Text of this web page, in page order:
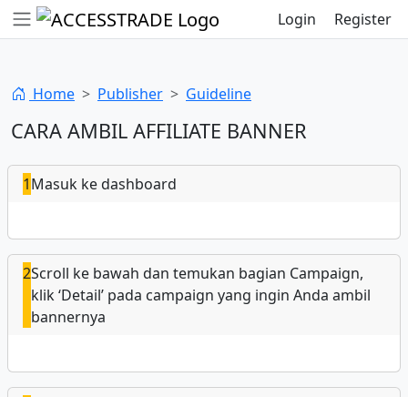
Login Register
Home Publisher Guideline
CARA AMBIL AFFILIATE BANNER
1Masuk ke dashboard
2Scroll ke bawah dan temukan bagian Campaign,
klik ‘Detail’ pada campaign yang ingin Anda ambil
bannernya